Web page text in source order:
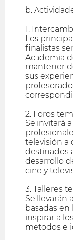
b.
1.
Los
finalistas
Academia
mantener
sus
2. Foros
Se invitará
televisión a
destinados
desarrollo
cine y
3. Talleres
Se llevarán
basadas en
inspirar a
métodos e